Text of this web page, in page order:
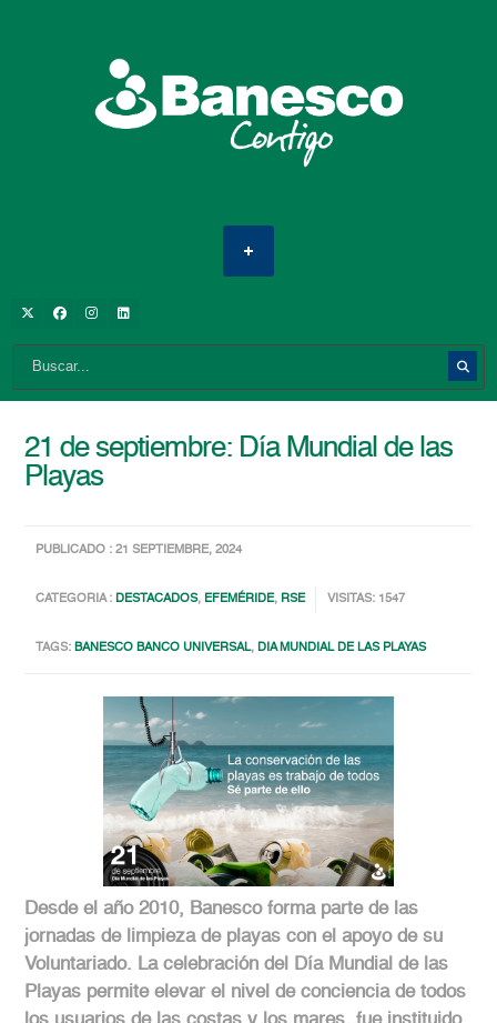
21 de septiembre: Día Mundial de las
Playas
PUBLICADO : 21 SEPTIEMBRE, 2024
CATEGORIA :DESTACADOS, EFEMÉRIDE, RSE VISITAS: 1547
TAGS:BANESCO BANCO UNIVERSAL,DIA MUNDIAL DE LAS PLAYAS
Desde el año 2010, Banesco forma parte de las
jornadas de limpieza de playas con el apoyo de su
Voluntariado. La celebración del Día Mundial de las
Playas permite elevar el nivel de conciencia de todos